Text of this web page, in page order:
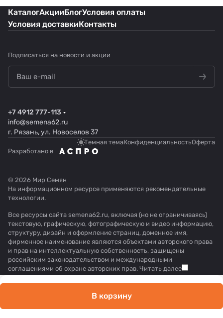
В корзину
КаталогАкцииБлогУсловия оплаты
Условия доставкиКонтакты
Подписаться на новости и акции
+7 4912 777-113
info@semena62.ru
г. Рязань, ул. Новоселов 37
Темная темаКонфиденциальностьОферта
Разработано в
© 2026 Мир Семян
На информационном ресурсе применяются рекомендательные
технологии.
Все ресурсы сайта semena62.ru, включая (но не ограничиваясь)
текстовую, графическую, фотографическую и видео информацию,
структуру, дизайн и оформление страниц, доменное имя,
фирменное наименование являются объектами авторского права
и прав на интеллектуальную собственность, защищены
российским законодательством и международными
соглашениями об охране авторских прав. Читать далее